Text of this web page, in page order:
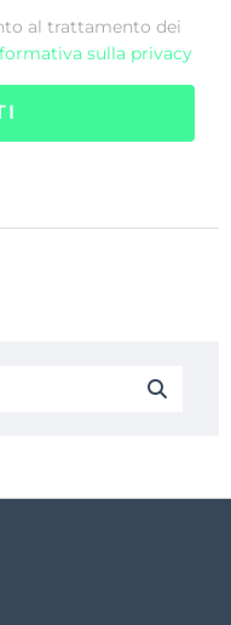
al trattamento dei
sulla privacy